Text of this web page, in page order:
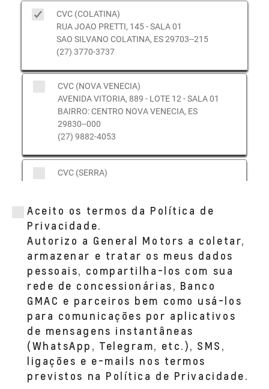
CVC (COLATINA)
RUA JOAO PRETTI, 145 - SALA 01
SAO SILVANO COLATINA, ES 29703--215
(27) 3770-3737
CVC (NOVA VENECIA)
AVENIDA VITORIA, 889 - LOTE 12 - SALA 01
BAIRRO: CENTRO NOVA VENECIA, ES
29830--000
(27) 9882-4053
CVC (SERRA)
BAIRRO: TAQUARA I SERRA, ES 29167--750
(27) 3298-9000
CVC (GUARAPARI)
AVENIDA GOVERNADOR JONES DOS
SANTOS NEVES, 1.555 - SALA 01
BAIRRO: MUQUICABA GUARAPARI, ES
29215--002
(27) 9882-4053
CVC (CACHOEIRO)
AVENIDA RAUL NASSAR, 202 - SALA 01
BAIRRO: WALDIR FURTADO AMORIM
Aceito os termos da Política de
Privacidade.
Autorizo a General Motors a coletar,
armazenar e tratar os meus dados
pessoais, compartilha-los com sua
rede de concessionárias, Banco
GMAC e parceiros bem como usá-los
para comunicações por aplicativos
de mensagens instantâneas
(WhatsApp, Telegram, etc.), SMS,
ligações e e-mails nos termos
previstos na Política de Privacidade.